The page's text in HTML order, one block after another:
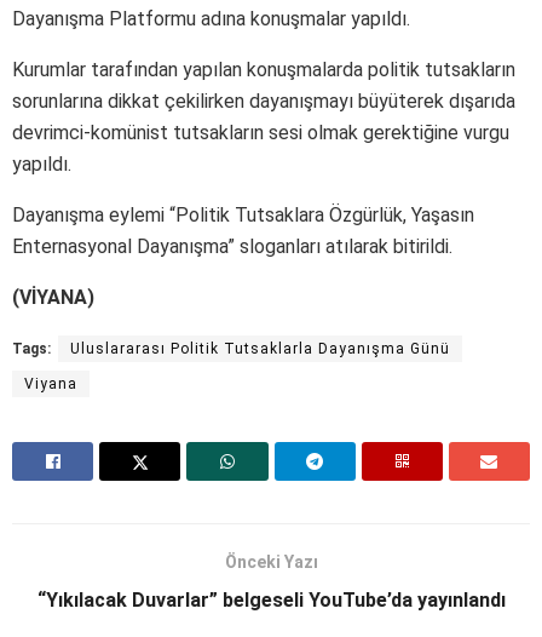
Dayanışma Platformu adına konuşmalar yapıldı.
Kurumlar tarafından yapılan konuşmalarda politik tutsakların
sorunlarına dikkat çekilirken dayanışmayı büyüterek dışarıda
devrimci-komünist tutsakların sesi olmak gerektiğine vurgu
yapıldı.
Dayanışma eylemi “Politik Tutsaklara Özgürlük, Yaşasın
Enternasyonal Dayanışma” sloganları atılarak bitirildi.
(VİYANA)
Tags: Uluslararası Politik Tutsaklarla Dayanışma Günü
Viyana
Önceki Yazı
“Yıkılacak Duvarlar” belgeseli YouTube’da yayınlandı